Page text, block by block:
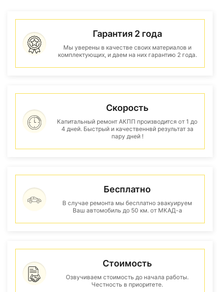
Гарантия 2 года
Мы уверены в качестве своих материалов и
комплектующих, и даем на них гарантию 2 года.
Скорость
Капитальный ремонт АКПП производится от 1 до
4 дней. Быстрый и качественнвй результат за
пару дней !
Бесплатно
В случае ремонта мы бесплатно эвакуируем
Ваш автомобиль до 50 км. от МКАД-а
Стоимость
Озвучиваем стоимость до начала работы.
Честность в приоритете.